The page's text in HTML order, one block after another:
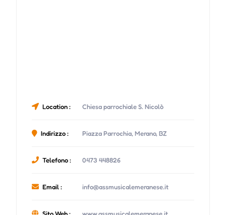
Location : Chiesa parrochiale S. Nicolò
Indirizzo : Piazza Parrochia, Merano, BZ
Telefono : 0473 448826
Email : info@assmusicalemeranese.it